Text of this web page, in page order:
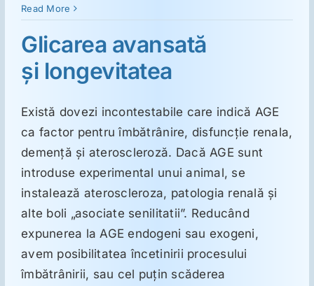
Psihoterapie
Proză utilă
Read More
Glicarea avansată
şi longevitatea
Există dovezi incontestabile care indică AGE
ca factor pentru îmbătrânire, disfuncţie renala,
demenţă şi ateroscleroză. Dacă AGE sunt
introduse experimental unui animal, se
instalează ateroscleroza, patologia renală şi
alte boli „asociate senilitatii”. Reducând
expunerea la AGE endogeni sau exogeni,
avem posibilitatea încetinirii procesului
îmbătrânirii, sau cel puţin scăderea